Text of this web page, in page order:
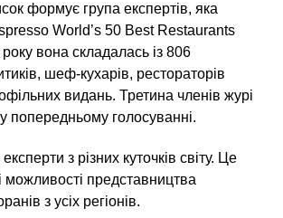
формує група експертів, яка
World’s 50 Best Restaurants
вона складалась із 806
шеф-кухарів, рестораторів
видань. Третина членів журі
попередньому голосуванні.
з різних куточків світу. Це
можливості представництва
з усіх регіонів.